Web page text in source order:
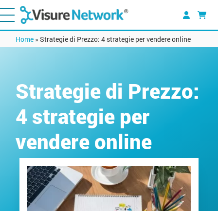
Home » Strategie di Prezzo: 4 strategie per vendere online
Strategie di Prezzo:
4 strategie per
vendere online